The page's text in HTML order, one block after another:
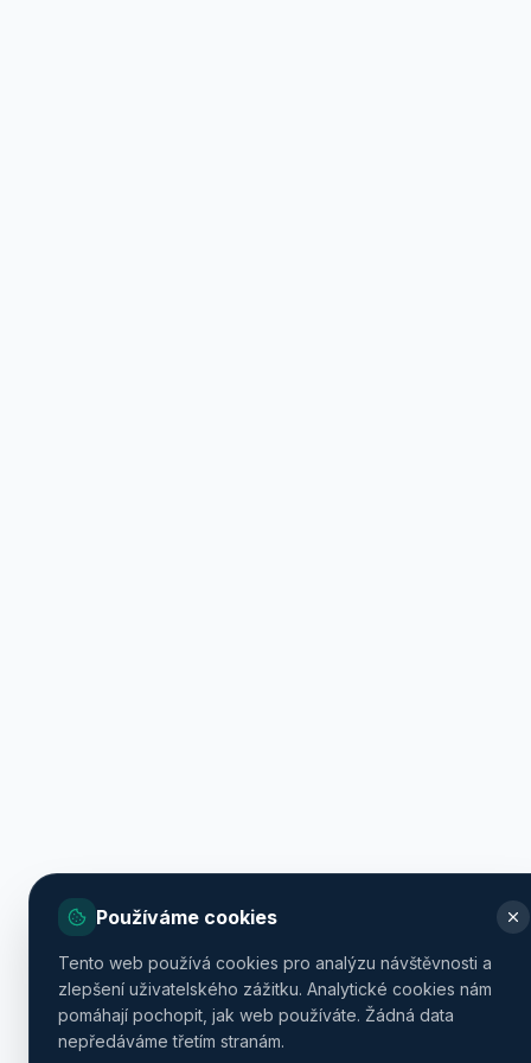
Používáme cookies
Tento web používá cookies pro analýzu návštěvnosti a
zlepšení uživatelského zážitku. Analytické cookies nám
pomáhají pochopit, jak web používáte. Žádná data
nepředáváme třetím stranám.